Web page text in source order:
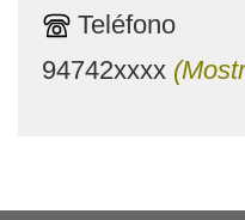
Teléfono
94742xxxx